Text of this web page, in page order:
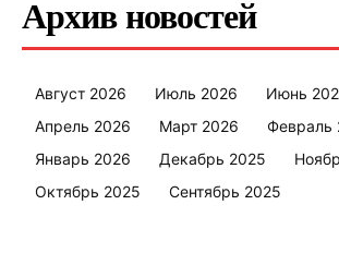
Правила использования материалов
Электронные обращения
Архив новостей
Август 2026 Июль 2026 Июнь
Апрель 2026
Март 2026
Февраль
Январь 2026
Декабрь 2025
Октябрь 2025
Сентябрь 2025